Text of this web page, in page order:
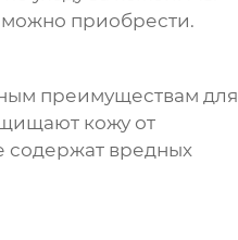
можно приобрести.
преимуществам для
кожу от
содержат вредных